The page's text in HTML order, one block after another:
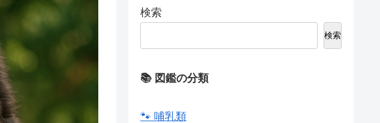
検索
検索
📚 図鑑の分類
🐾 哺乳類